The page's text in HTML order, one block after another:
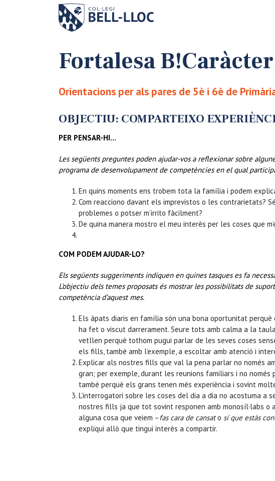
Fortalesa
Orientacions per als pares de 5è i 6è de
OBJECTIU: COMPARTEIXO
PER PENSAR-HI…
Les següents preguntes poden ajudar-vos a reflexionar sobre
programa de desenvolupament de competències en el qual
En quins moments ens trobem tota la família i podem
Com reacciono davant els imprevistos o les contrarietats?
problemes o potser m’irrito fàcilment?
De quina manera mostro el meu interès per les coses que
COM PODEM AJUDAR-LO?
Els següents suggeriments indiquen en quines tasques es fa
L’objectiu dels temes proposats és mostrar les possibilitats de
competència d’aquest mes.
Els àpats diaris en família són una bona oportunitat
ha fet o viscut darrerament. Seure tots amb calma a la
vetllen perquè tothom pugui parlar de les seves coses
els fills, també amb l’exemple, a escoltar amb atenció i
Explicar als nostres fills que val la pena parlar no només
gran; per exemple, durant les reunions familiars i no només
també perquè els grans tenen més experiència i sovint
L’interrogatori sobre les coses del dia a dia no acostuma a
nostres fills ja que tot sovint responen amb monosíl·labs o
alguna cosa que veiem –fas cara de cansato sí que estàs
expliqui allò que tingui interès a compartir.